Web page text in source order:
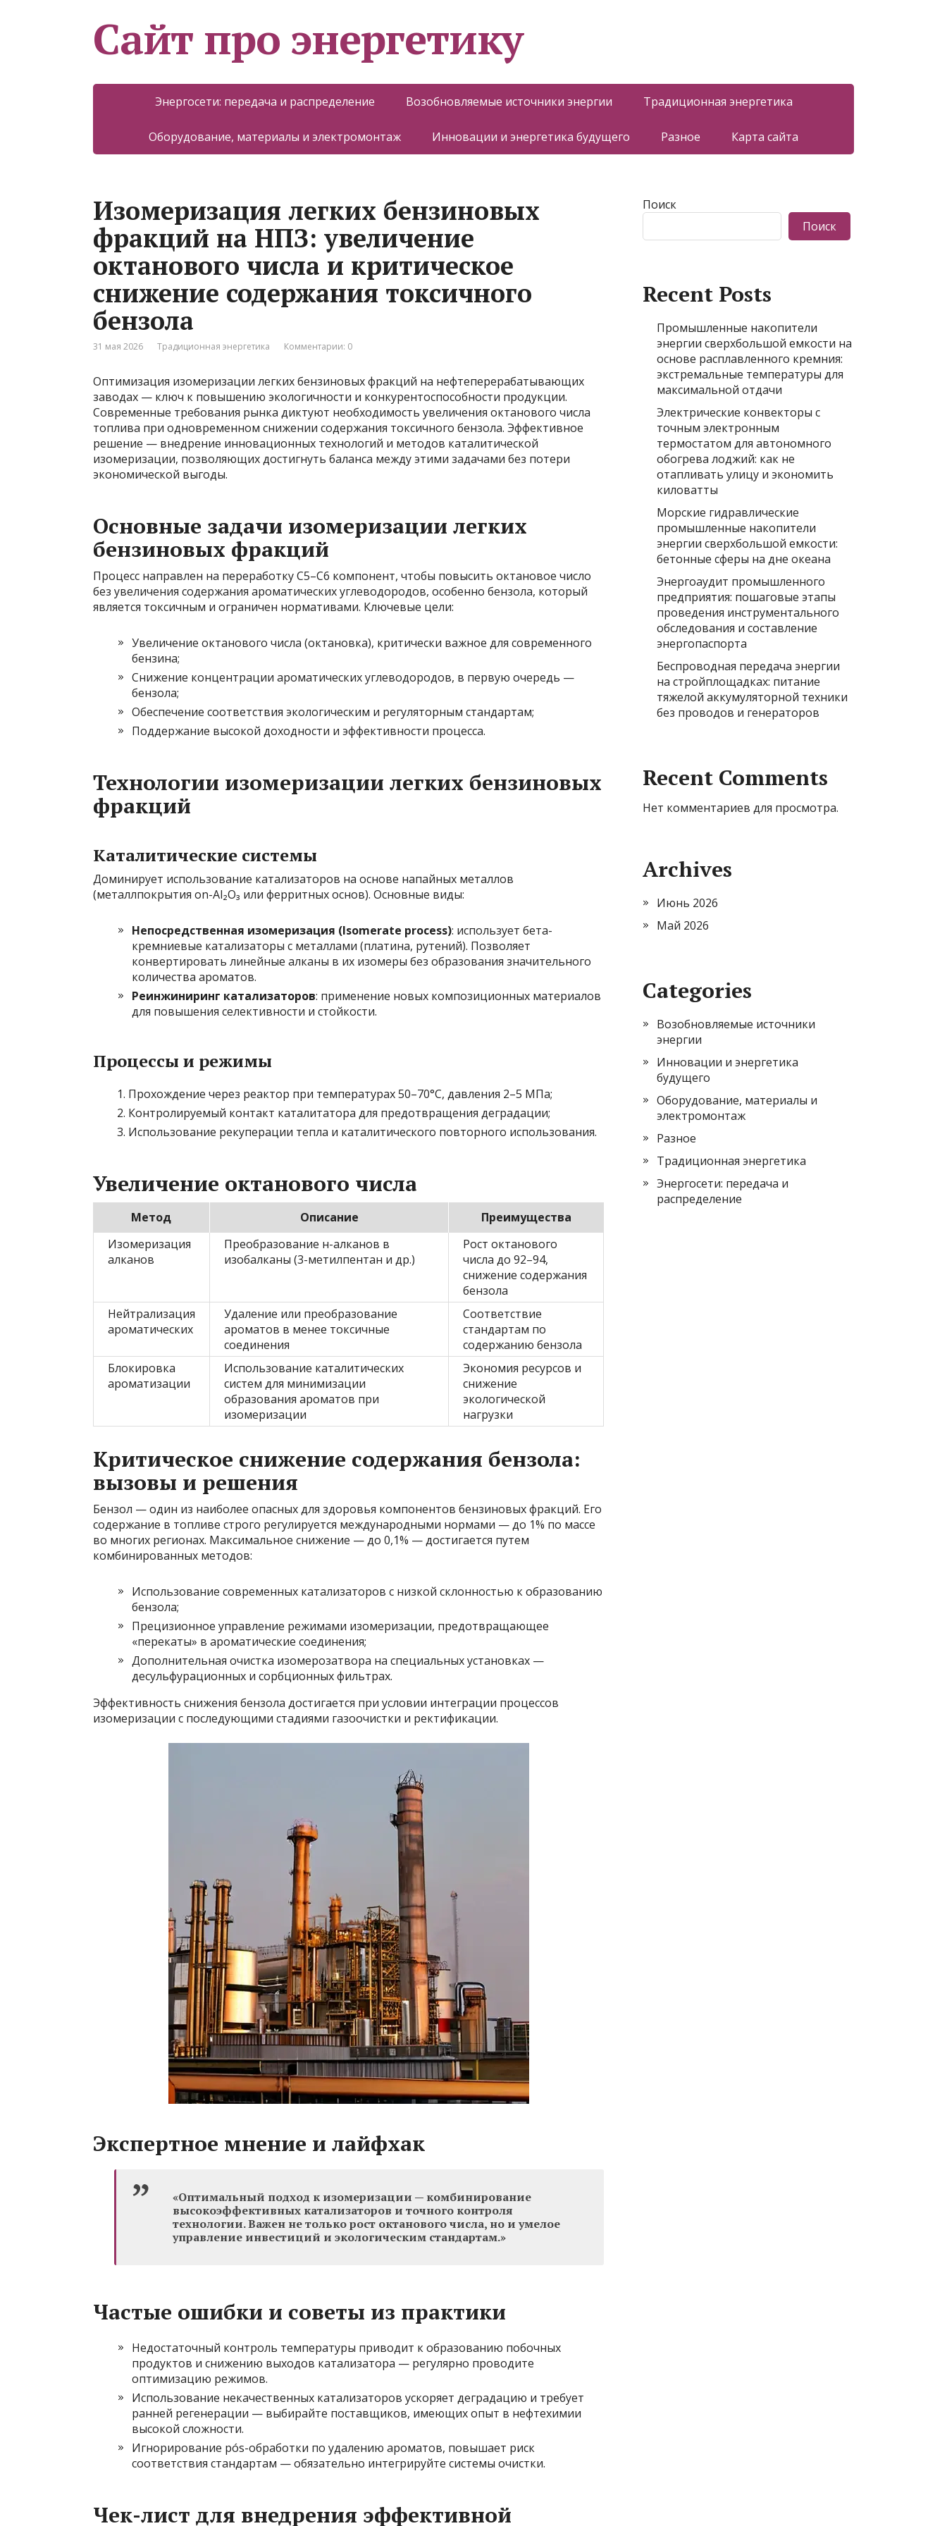
Сайт про энергетику
Энергосети: передача и распределение Возобновляемые источники энергии Традиционная энергетика
Оборудование, материалы и электромонтаж Инновации и энергетика будущего Разное Карта сайта
Изомеризация легких бензиновых
фракций на НПЗ: увеличение
октанового числа и критическое
снижение содержания токсичного
бензола
31 мая 2026 Традиционная энергетика Комментарии: 0
Оптимизация изомеризации легких бензиновых фракций на нефтеперерабатывающих
заводах — ключ к повышению экологичности и конкурентоспособности продукции.
Современные требования рынка диктуют необходимость увеличения октанового числа
топлива при одновременном снижении содержания токсичного бензола. Эффективное
решение — внедрение инновационных технологий и методов каталитической
изомеризации, позволяющих достигнуть баланса между этими задачами без потери
экономической выгоды.
Основные задачи изомеризации легких
бензиновых фракций
Процесс направлен на переработку C5–C6 компонент, чтобы повысить октановое число
без увеличения содержания ароматических углеводородов, особенно бензола, который
является токсичным и ограничен нормативами. Ключевые цели:
Увеличение октанового числа (октановка), критически важное для современного
бензина;
Снижение концентрации ароматических углеводородов, в первую очередь —
бензола;
Обеспечение соответствия экологическим и регуляторным стандартам;
Поддержание высокой доходности и эффективности процесса.
Технологии изомеризации легких бензиновых
фракций
Каталитические системы
Доминирует использование катализаторов на основе напайных металлов
(металлпокрытия on-Al₂O₃ или ферритных основ). Основные виды:
Непосредственная изомеризация (Isomerate process): использует бета-
кремниевые катализаторы с металлами (платина, рутений). Позволяет
конвертировать линейные алканы в их изомеры без образования значительного
количества ароматов.
Реинжиниринг катализаторов: применение новых композиционных материалов
для повышения селективности и стойкости.
Процессы и режимы
Прохождение через реактор при температурах 50–70°C, давления 2–5 МПа;
Контролируемый контакт каталитатора для предотвращения деградации;
Использование рекуперации тепла и каталитического повторного использования.
Увеличение октанового числа
Метод Описание
Преимущества
Изомеризация
алканов
Преобразование н-алканов в
изобалканы (3-метилпентан и др.)
Рост октанового
числа до 92–94,
снижение содержания
бензола
Нейтрализация
ароматических
Удаление или преобразование
ароматов в менее токсичные
соединения
Соответствие
стандартам по
содержанию бензола
Блокировка
ароматизации
Использование каталитических
систем для минимизации
образования ароматов при
изомеризации
Экономия ресурсов и
снижение
экологической
нагрузки
Критическое снижение содержания бензола:
вызовы и решения
Бензол — один из наиболее опасных для здоровья компонентов бензиновых фракций. Его
содержание в топливе строго регулируется международными нормами — до 1% по массе
во многих регионах. Максимальное снижение — до 0,1% — достигается путем
комбинированных методов:
Использование современных катализаторов с низкой склонностью к образованию
бензола;
Прецизионное управление режимами изомеризации, предотвращающее
«перекаты» в ароматические соединения;
Дополнительная очистка изомерозатвора на специальных установках —
десульфурационных и сорбционных фильтрах.
Эффективность снижения бензола достигается при условии интеграции процессов
изомеризации с последующими стадиями газоочистки и ректификации.
Экспертное мнение и лайфхак
«Оптимальный подход к изомеризации — комбинирование
высокоэффективных катализаторов и точного контроля
технологии. Важен не только рост октанового числа, но и умелое
управление инвестиций и экологическим стандартам.»
Частые ошибки и советы из практики
Недостаточный контроль температуры приводит к образованию побочных
продуктов и снижению выходов катализатора — регулярно проводите
оптимизацию режимов.
Использование некачественных катализаторов ускоряет деградацию и требует
ранней регенерации — выбирайте поставщиков, имеющих опыт в нефтехимии
высокой сложности.
Игнорирование pós-обработки по удалению ароматов, повышает риск
соответствия стандартам — обязательно интегрируйте системы очистки.
Чек-лист для внедрения эффективной
Поиск
Поиск
Recent Posts
Промышленные накопители
энергии сверхбольшой емкости на
основе расплавленного кремния:
экстремальные температуры для
максимальной отдачи
Электрические конвекторы с
точным электронным
термостатом для автономного
обогрева лоджий: как не
отапливать улицу и экономить
киловатты
Морские гидравлические
промышленные накопители
энергии сверхбольшой емкости:
бетонные сферы на дне океана
Энергоаудит промышленного
предприятия: пошаговые этапы
проведения инструментального
обследования и составление
энергопаспорта
Беспроводная передача энергии
на стройплощадках: питание
тяжелой аккумуляторной техники
без проводов и генераторов
Recent Comments
Нет комментариев для просмотра.
Archives
Июнь 2026
Май 2026
Categories
Возобновляемые источники
энергии
Инновации и энергетика
будущего
Оборудование, материалы и
электромонтаж
Разное
Традиционная энергетика
Энергосети: передача и
распределение